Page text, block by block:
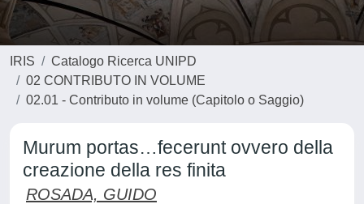
IRIS
Catalogo Ricerca UNIPD
02 CONTRIBUTO IN VOLUME
02.01 - Contributo in volume (Capitolo o Saggio)
Murum portas…fecerunt ovvero della
creazione della res finita
ROSADA, GUIDO